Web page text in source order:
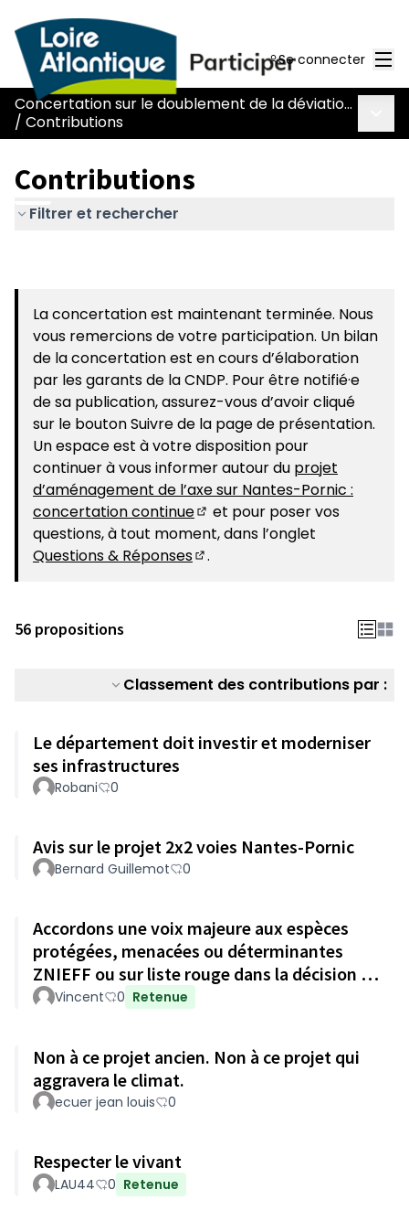
Se connecter
Concertation sur le doublement de la déviation de Chaumes-en-Retz - route Nantes-Pornic
/ Contributions
Contributions
Filtrer et rechercher
La concertation est maintenant terminée. Nous
vous remercions de votre participation. Un bilan
de la concertation est en cours d’élaboration
par les garants de la CNDP. Pour être notifié·e
de sa publication, assurez-vous d’avoir cliqué
sur le bouton Suivre de la page de présentation.
Un espace est à votre disposition pour
continuer à vous informer autour du projet
d’aménagement de l’axe sur Nantes-Pornic :
concertation continue
(S'ouvre dans un nouvel
et pour poser vos
questions, à tout moment, dans l’onglet
Questions & Réponses
.
56 propositions
Classement des contributions par :
Le département doit investir et moderniser
ses infrastructures
Robani 0
Avis sur le projet 2x2 voies Nantes-Pornic
Bernard Guillemot 0
Accordons une voix majeure aux espèces
protégées, menacées ou déterminantes
ZNIEFF ou sur liste rouge dans la décision :
sollicitation du CSRNP
Vincent 0 Retenue
Non à ce projet ancien. Non à ce projet qui
aggravera le climat.
ecuer jean louis 0
Respecter le vivant
LAU44 0 Retenue